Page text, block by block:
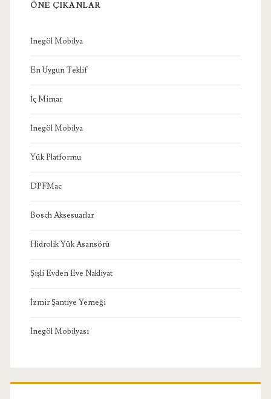
ÖNE ÇIKANLAR
İnegöl Mobilya
En Uygun Teklif
İç Mimar
İnegöl Mobilya
Yük Platformu
DPFMac
Bosch Aksesuarlar
Hidrolik Yük Asansörü
Şişli Evden Eve Nakliyat
İzmir Şantiye Yemeği
İnegöl Mobilyası